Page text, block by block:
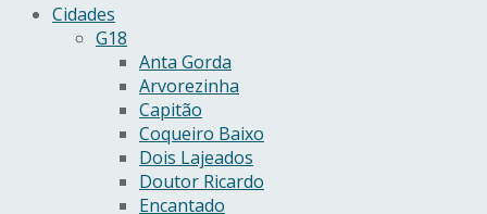
Cidades
G18
Anta Gorda
Arvorezinha
Capitão
Coqueiro Baixo
Dois Lajeados
Doutor Ricardo
Encantado